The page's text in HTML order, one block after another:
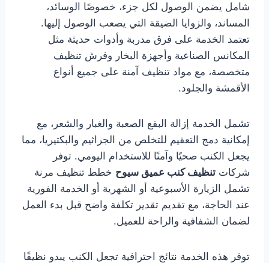
شامل يضمن الوصول لكل جزء، خصوصًا الوسائد،
المساند، والزوايا الضيقة التي يصعب الوصول إليها.
تعتمد الخدمة على فرق مدربة وأدوات حديثة مثل
المكانس الصناعية وأجهزة البخار وفرش تنظيف
متخصصة، مع مواد تنظيف آمنة على جميع أنواع
الأقمشة والجلود.
تشمل الخدمة إزالة البقع الصعبة والغبار والشعر، مع
إمكانية دمج التعقيم للتخلص من الجراثيم والبكتيريا، مما
يجعل الكنب صحيًا وآمنًا للاستخدام اليومي. توفر
شركات تنظيف كنب عميق سيوح خطط تنظيف مرنة
تشمل الزيارة الأسبوعية أو الشهرية أو الخدمة الفورية
عند الحاجة، مع تقديم تقدير تكلفة واضح قبل بدء العمل
لضمان الشفافية والراحة للعميل.
توفر هذه الخدمة نتائج احترافية تجعل الكنب يبدو نظيفًا